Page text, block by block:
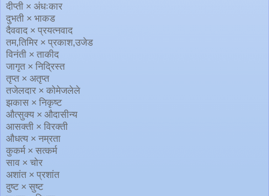
दीप्ती × अंधःकार
दुभती × भाकड
दैववाद × प्रयत्नवाद
तम,तिमिर × प्रकाश,उजेड
विनंती × ताकीद
जागृत × निद्रिस्त
तृप्त × अतृप्त
तजेलदार × कोमेजलेले
झकास × निकृष्ट
औत्सुक्य × औदासीन्य
आसक्ती × विरक्ती
औधत्य × नम्रता
कुकर्म × सत्कर्म
साव × चोर
अशांत × प्रशांत
दुष्ट × सुष्ट